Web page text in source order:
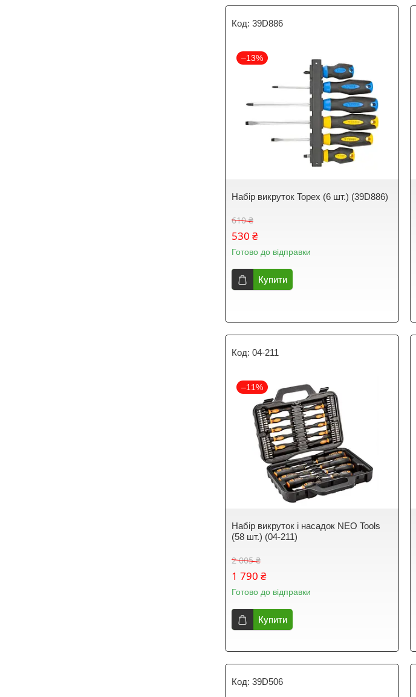
39D886
–13%
Набір викруток Topex (6 шт.) (39D886)
610 ₴
530 ₴
Готово до відправки
Купити
04-211
–11%
Набір викруток і насадок NEO Tools
(58 шт.) (04-211)
2 005 ₴
1 790 ₴
Готово до відправки
Купити
39D506